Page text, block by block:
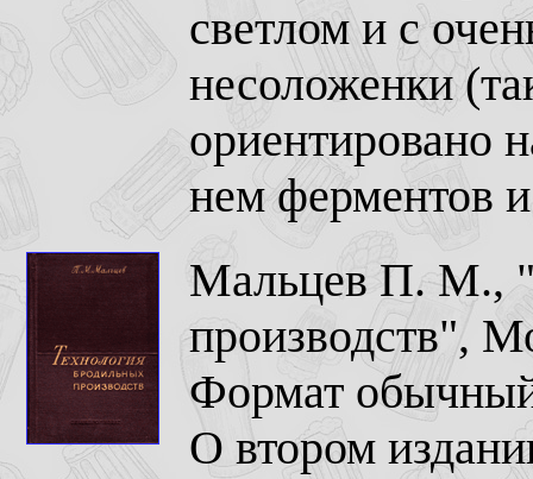
светлом и с
несоложенки
ориентировано
нем ферментов
Мальцев П. М.,
производств",
Формат
О втором